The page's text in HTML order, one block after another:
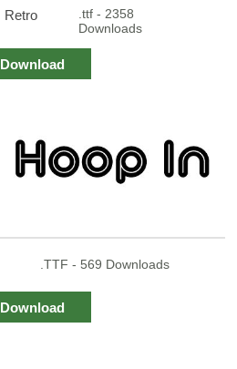
Retro
.ttf - 2358
Downloads
Download
.TTF - 569 Downloads
Download